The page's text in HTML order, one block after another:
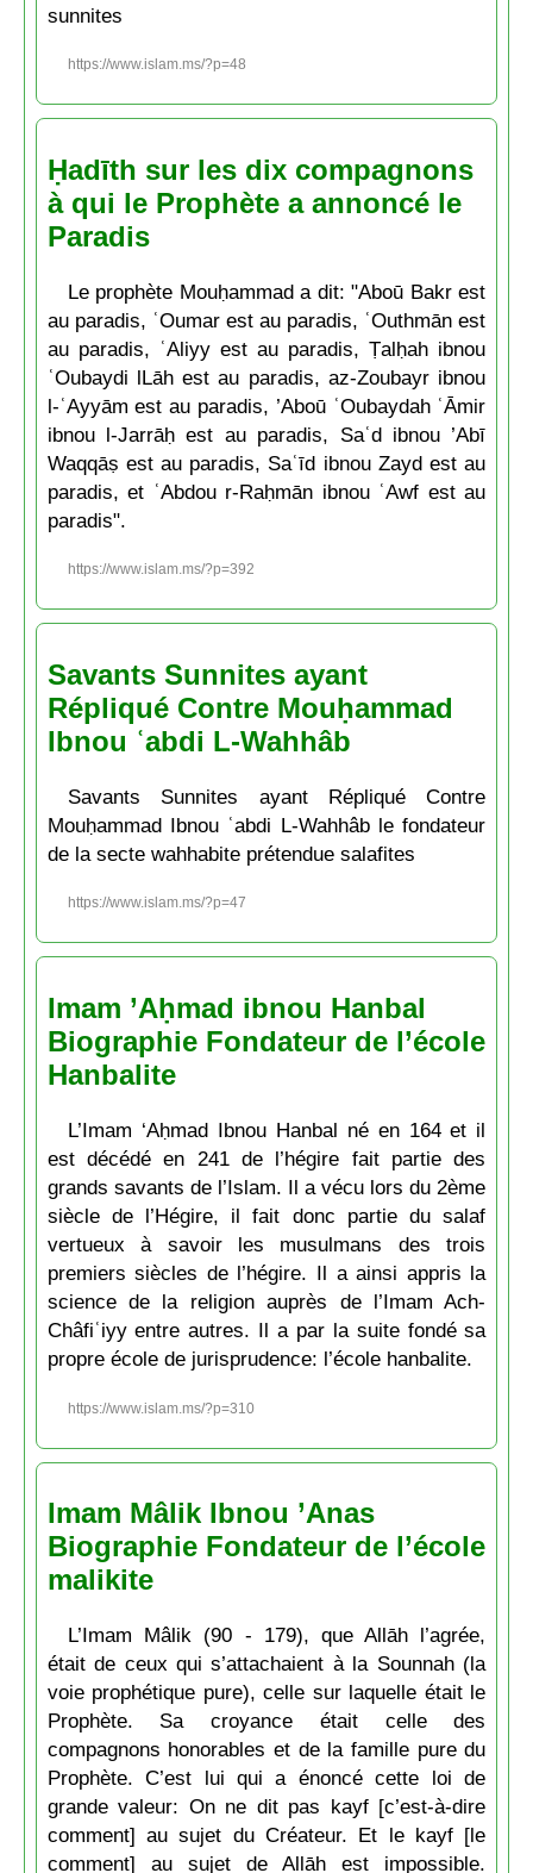
sunnites
https://www.islam.ms/?p=48
Ḥadīth sur les dix compagnons
à qui le Prophète a annoncé le
Paradis
Le prophète Mouḥammad a dit: "Aboū Bakr est
au paradis, ʿOumar est au paradis, ʿOuthmān est
au paradis, ʿAliyy est au paradis, Ṭalḥah ibnou
ʿOubaydi lLāh est au paradis, az-Zoubayr ibnou
l-ʿAyyām est au paradis, ’Aboū ʿOubaydah ʿĀmir
ibnou l-Jarrāḥ est au paradis, Saʿd ibnou ’Abī
Waqqāṣ est au paradis, Saʿīd ibnou Zayd est au
paradis, et ʿAbdou r-Raḥmān ibnou ʿAwf est au
paradis".
https://www.islam.ms/?p=392
Savants Sunnites ayant
Répliqué Contre Mouḥammad
Ibnou ʿabdi L-Wahhâb
Savants Sunnites ayant Répliqué Contre
Mouḥammad Ibnou ʿabdi L-Wahhâb le fondateur
de la secte wahhabite prétendue salafites
https://www.islam.ms/?p=47
Imam ’Aḥmad ibnou Hanbal
Biographie Fondateur de l’école
Hanbalite
L’Imam ‘Aḥmad Ibnou Hanbal né en 164 et il
est décédé en 241 de l’hégire fait partie des
grands savants de l’Islam. Il a vécu lors du 2ème
siècle de l’Hégire, il fait donc partie du salaf
vertueux à savoir les musulmans des trois
premiers siècles de l’hégire. Il a ainsi appris la
science de la religion auprès de l’Imam Ach-
Châfiʿiyy entre autres. Il a par la suite fondé sa
propre école de jurisprudence: l’école hanbalite.
https://www.islam.ms/?p=310
Imam Mâlik Ibnou ’Anas
Biographie Fondateur de l’école
malikite
L’Imam Mâlik (90 - 179), que Allāh l’agrée,
était de ceux qui s’attachaient à la Sounnah (la
voie prophétique pure), celle sur laquelle était le
Prophète. Sa croyance était celle des
compagnons honorables et de la famille pure du
Prophète. C’est lui qui a énoncé cette loi de
grande valeur: On ne dit pas kayf [c’est-à-dire
comment] au sujet du Créateur. Et le kayf [le
comment] au sujet de Allāh est impossible.